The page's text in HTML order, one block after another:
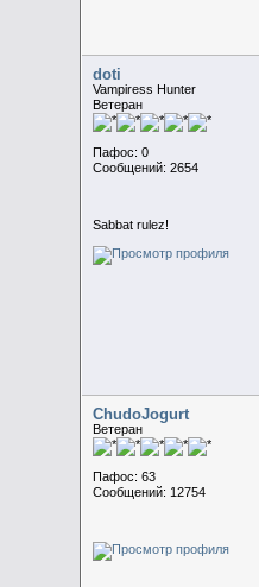
doti
Vampiress Hunter
Ветеран
Пафос: 0
Сообщений: 2654
Sabbat rulez!
ChudoJogurt
Ветеран
Пафос: 63
Сообщений: 12754